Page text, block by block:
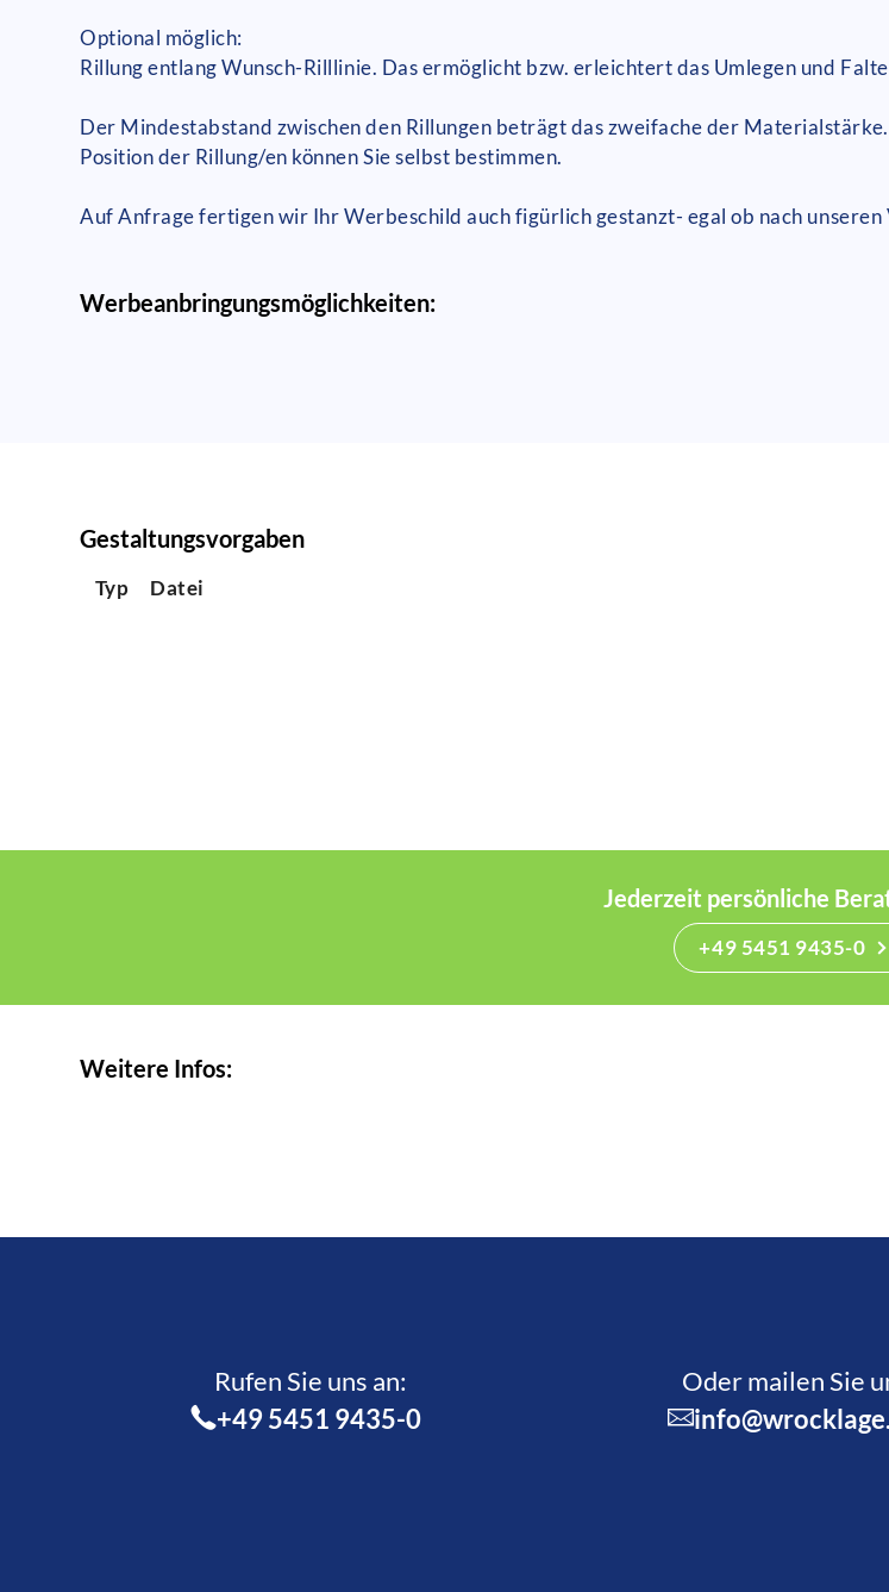
Optional möglich:
Rillung entlang Wunsch-Rilllinie. Das ermöglicht bzw. erleichtert das Umlegen und
Der Mindestabstand zwischen den Rillungen beträgt das zweifache der
Position der Rillung/en können Sie selbst bestimmen.
Auf Anfrage fertigen wir Ihr Werbeschild auch figürlich gestanzt- egal ob nach unseren
Werbeanbringungsmöglichkeiten:
Gestaltungsvorgaben
Typ Datei
Jederzeit persönliche
+49 5451 9435-0
Weitere Infos:
Rufen Sie uns an:­
+49 5451 9435-0
Oder mailen Sie